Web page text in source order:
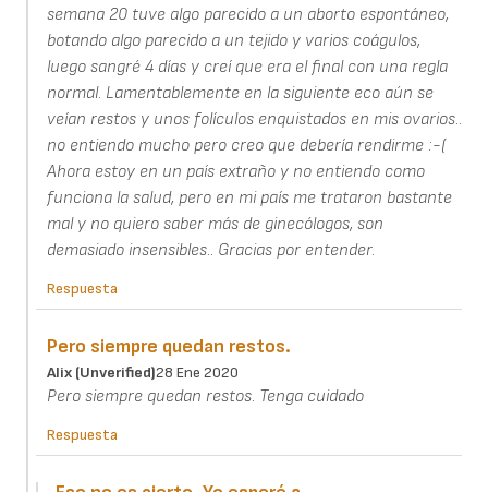
semana 20 tuve algo parecido a un aborto espontáneo,
botando algo parecido a un tejido y varios coágulos,
luego sangré 4 días y creí que era el final con una regla
normal. Lamentablemente en la siguiente eco aún se
veían restos y unos folículos enquistados en mis ovarios..
no entiendo mucho pero creo que debería rendirme :-(
Ahora estoy en un país extraño y no entiendo como
funciona la salud, pero en mi país me trataron bastante
mal y no quiero saber más de ginecólogos, son
demasiado insensibles.. Gracias por entender.
Respuesta
Pero siempre quedan restos.
Alix (unverified)28 Ene 2020
Pero siempre quedan restos. Tenga cuidado
Respuesta